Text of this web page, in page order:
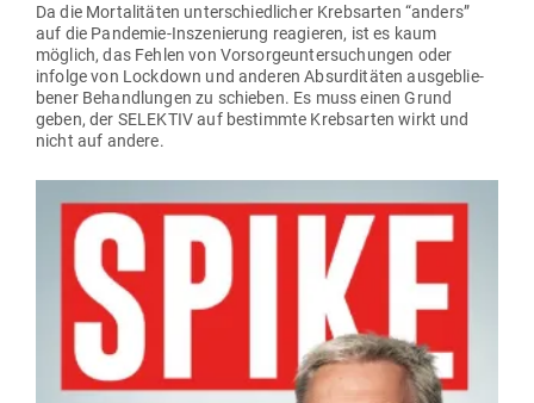
Da die Mor­ta­li­täten unter­schied­licher Krebs­arten “anders”
auf die Pan­demie-Insze­nierung reagieren, ist es kaum
möglich, das Fehlen von Vor­sor­ge­un­ter­su­chungen oder
infolge von Lockdown und anderen Absur­di­täten aus­ge­blie­
bener Behand­lungen zu schieben. Es muss einen Grund
geben, der SELEKTIV auf bestimmte Krebs­arten wirkt und
nicht auf andere.